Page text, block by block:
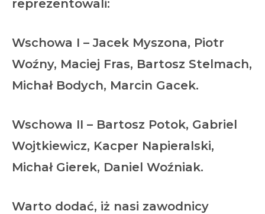
reprezentowali:
Wschowa I – Jacek Myszona, Piotr
Woźny, Maciej Fras, Bartosz Stelmach,
Michał Bodych, Marcin Gacek.
Wschowa II – Bartosz Potok, Gabriel
Wojtkiewicz, Kacper Napieralski,
Michał Gierek, Daniel Woźniak.
Warto dodać, iż nasi zawodnicy